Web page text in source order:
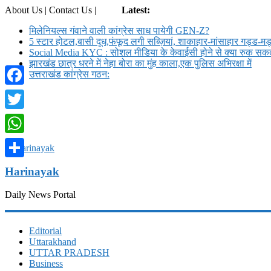
About Us | Contact Us |
Latest:
मिलेनियल्स गंवाने वाली कांग्रेस साध पायेगी GEN-Z?
5 स्टार होटल,बासी दूध,फंफूद लगी सब्ज़ियां, शाकाहार-मांसाहार गड्ड-
Social Media KYC : सोशल मीडिया के केवाईसी होने से क्या रुक
झारखंड छात्र धरने में नेहा बोरा का मुंह काला,एक पुलिस अभिरक्षा में
उत्तराखंड कांग्रेस गठन:
Harinayak
Daily News Portal
Editorial
Uttarakhand
UTTAR PRADESH
Business
Facebook
Twitter
WhatsApp
Share